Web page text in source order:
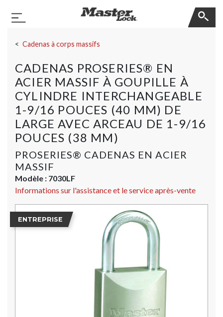
Basculer la navigation
Cadenas à corps massifs
CADENAS PROSERIES® EN
ACIER MASSIF À GOUPILLE À
CYLINDRE INTERCHANGEABLE
1-9/16 POUCES (40 MM) DE
LARGE AVEC ARCEAU DE 1-9/16
POUCES (38 MM)
PROSERIES® CADENAS EN ACIER
MASSIF
Modèle : 7030LF
Informations sur l'assistance et le service après-vente
ENTREPRISE